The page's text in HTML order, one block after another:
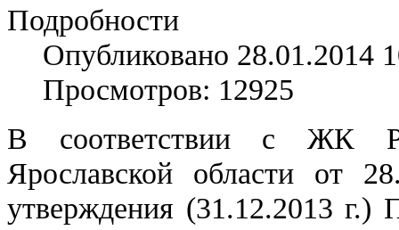
Подробности
Опубликовано 28.01.2014
Просмотров: 12925
В соответствии с ЖК
Ярославской области от
утверждения (31.12.2013 г.)